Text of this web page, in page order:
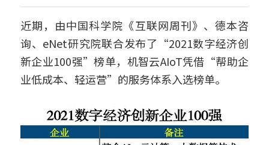
取暖器智能化解决方案
加湿器智能化解决方案
水族灯智能化解决方案
智能家电/家居解决方案
IoT新能源
IoT新零售
关于我们
开发者中心
申请开发板
近期，由中国科学院《互联网周刊》、德本咨
询、eNet研究院联合发布了“2021数字经济创
新企业100强”榜单，机智云AIoT凭借“帮助企
业低成本、轻运营”的服务体系入选榜单。